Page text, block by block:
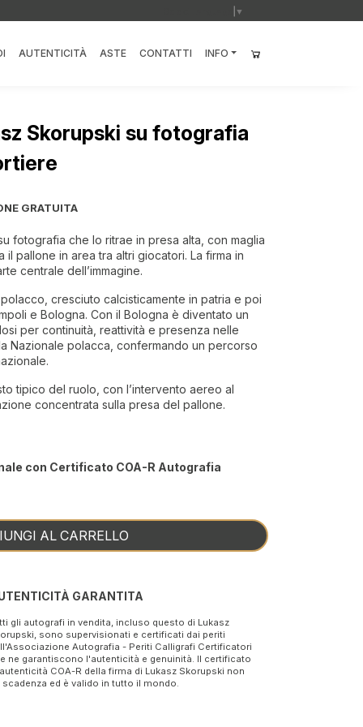
▼
AUTENTICITÀ ASTE CONTATTI INFO
Skorupski su fotografia
GRATUITA
fotografia che lo ritrae in presa alta, con maglia
pallone in area tra altri giocatori. La firma in
centrale dell’immagine.
cresciuto calcisticamente in patria e poi
e Bologna. Con il Bologna è diventato un
per continuità, reattività e presenza nelle
Nazionale polacca, confermando un percorso
tipico del ruolo, con l’intervento aereo al
concentrata sulla presa del pallone.
con Certificato COA-R Autografia
AL CARRELLO
GARANTITA
gli autografi in vendita, incluso questo di Lukasz
sono supervisionati e certificati dai periti
Autografia - Periti Calligrafi Certificatori
ne garantiscono l'autenticità e genuinità. Il certificato
COA-R della firma di Lukasz Skorupski non
scadenza ed è valido in tutto il mondo.